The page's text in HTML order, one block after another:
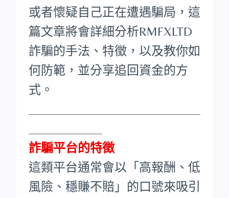
或者懷疑自己正在遭遇騙局，這
篇文章將會詳細分析RMFXLTD
詐騙的手法、特徵，以及教你如
何防範，並分享追回資金的方
式。
詐騙平台的特徵
這類平台通常會以「高報酬、低
風險、穩賺不賠」的口號來吸引